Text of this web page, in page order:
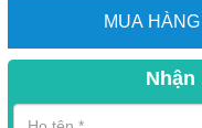
MUA HÀNG
Nhận